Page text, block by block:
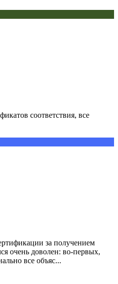
соответствия, все
за получением
очень доволен: во-первых,
все объяс...